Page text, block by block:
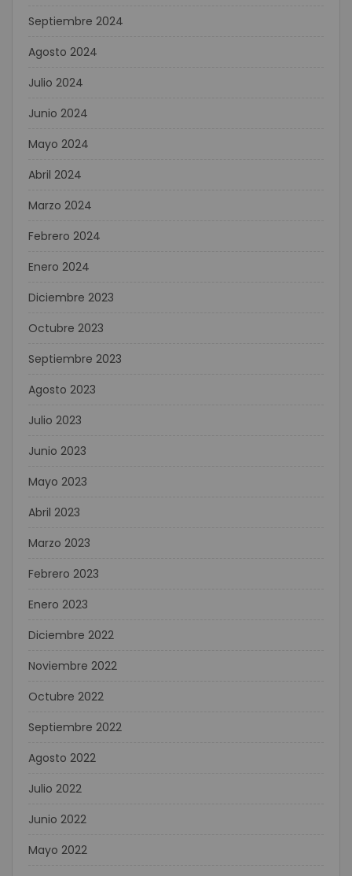
Septiembre 2024
Agosto 2024
Julio 2024
Junio 2024
Mayo 2024
Abril 2024
Marzo 2024
Febrero 2024
Enero 2024
Diciembre 2023
Octubre 2023
Septiembre 2023
Agosto 2023
Julio 2023
Junio 2023
Mayo 2023
Abril 2023
Marzo 2023
Febrero 2023
Enero 2023
Diciembre 2022
Noviembre 2022
Octubre 2022
Septiembre 2022
Agosto 2022
Julio 2022
Junio 2022
Mayo 2022